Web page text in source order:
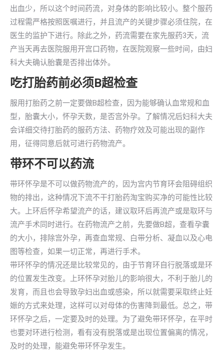
出血少，所以这个时间药流，对身体的影响比较小。整个服药
过程需严格按照医嘱进行，并且流产的关键步骤必须住院，在
医生的监护下进行。除此之外，药流需要在家先服药3天，流
产当天再去医院服用开宫口药物，在医院观察一些时间，由妇
科大夫确认胎囊是否排出体外。
吃打胎药前必须B超检查
服用打胎药之前一定要做B超检查，因为能够确认血常规和血
型，胎囊大小，怀孕天数，是否宫外孕。了解情况后妇科大夫
会详细交待打胎药的服药方法、药物疗效及可能出现的副作
用，征得同意后就可进行药物流产。
带环不可以药流
带环怀孕是不可以做药物流产的，因为宫内节育环会阻碍组织
物的排出，这种情况下流不干打胎药淘宝购买净的可能性比较
大。上环后怀孕希望流产的话，建议取环后再流产或是取环与
流产手术同时进行。在药物流产之前，先要做B超，查看孕囊
的大小，排除宫外孕，再查血常规、白带分析、凝血以及心电
图等检查，如果一切正常，再进行手术。
带环怀孕的情况还是比较常见的，由于节育环自行脱落或是环
的位置发生改变。上环怀孕对胎儿的影响很大，不利于胎儿的
发育，而且也会导致孕妇出血或感染，所以就需要采取终止妊
娠的方式来处理，这样可以对母体的伤害降到最低。总之，带
环怀孕之后，一定要及时的处理。为了避免带环怀孕，在平时
也要对环进行检测，看有没有脱落或是出现位置偏离的情况，
及时的处理，能避免带环怀孕发生。